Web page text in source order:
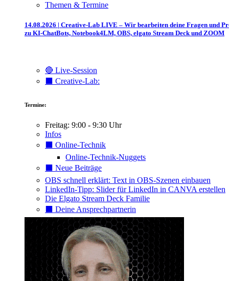
Themen & Termine
14.08.2026 | Creative-Lab LIVE – Wir bearbeiten deine Fragen und
zu KI-ChatBots, Notebook4LM, OBS, elgato Stream Deck und ZOOM
🔴 Live-Session
⬛️ Creative-Lab:
Termine:
Freitag: 9:00 - 9:30 Uhr
Infos
⬛️ Online-Technik
Online-Technik-Nuggets
⬛️ Neue Beiträge
OBS schnell erklärt: Text in OBS-Szenen einbauen
LinkedIn-Tipp: Slider für LinkedIn in CANVA erstellen
Die Elgato Stream Deck Familie
⬛️ Deine Ansprechpartnerin